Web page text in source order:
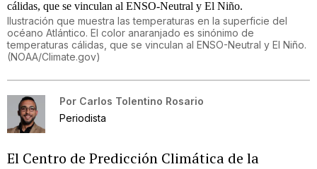
Ilustración que muestra las temperaturas en la superficie del
océano Atlántico. El color anaranjado es sinónimo de
temperaturas cálidas, que se vinculan al ENSO-Neutral y El Niño.
(NOAA/Climate.gov)
Por Carlos Tolentino Rosario
Periodista
El Centro de Predicción Climática de la